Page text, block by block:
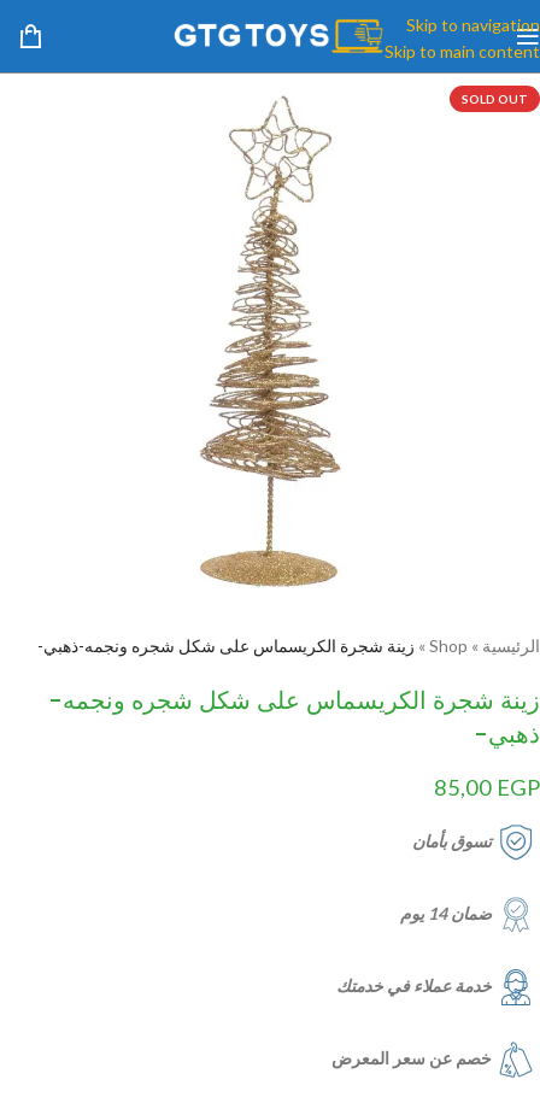
Skip to navigation
Skip to main content
SOLD OUT
الرئيسية »
Shop
» زينة شجرة الكريسماس على شكل شجره ونجمه-ذهبي-
زينة شجرة الكريسماس على شكل شجره ونجمه-
ذهبي-
85,00 EGP
تسوق بأمان
ضمان 14 يوم
خدمة عملاء في خدمتك
خصم عن سعر المعرض